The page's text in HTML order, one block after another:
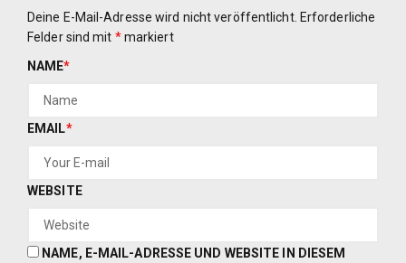
Deine E-Mail-Adresse wird nicht veröffentlicht. Erforderliche
Felder sind mit *markiert
NAME*
EMAIL*
WEBSITE
NAME, E-MAIL-ADRESSE UND WEBSITE IN DIESEM